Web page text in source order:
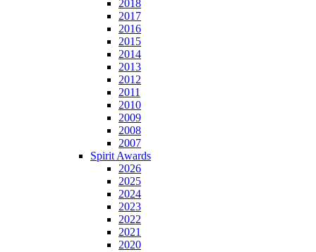
2018
2017
2016
2015
2014
2013
2012
2011
2010
2009
2008
2007
Spirit Awards
2026
2025
2024
2023
2022
2021
2020